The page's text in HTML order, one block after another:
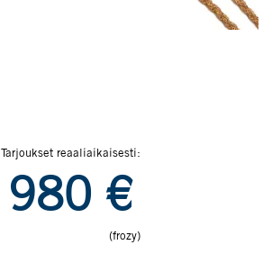
Tarjoukset reaaliaikaisesti:
980 €
(frozy)